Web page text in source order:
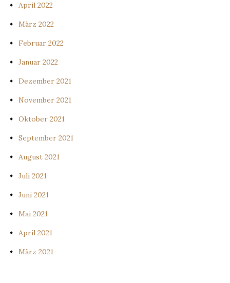
April 2022
März 2022
Februar 2022
Januar 2022
Dezember 2021
November 2021
Oktober 2021
September 2021
August 2021
Juli 2021
Juni 2021
Mai 2021
April 2021
März 2021